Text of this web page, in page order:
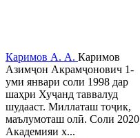
Каримов А. А. Каримов
Азимҷон Акрамҷонович 1-
уми январи соли 1998 дар
шаҳри Хуҷанд таввалуд
шудааст. Миллаташ тоҷик,
маълумоташ олӣ. Соли 2020
Академияи х...